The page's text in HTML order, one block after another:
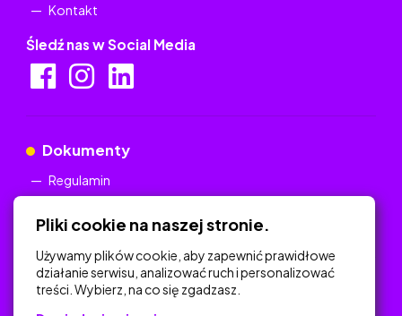
Kontakt
Śledź nas w Social Media
Dokumenty
Regulamin
Na skróty
Pliki cookie na naszej stronie.
Używamy plików cookie, aby zapewnić prawidłowe
działanie serwisu, analizować ruch i personalizować
treści. Wybierz, na co się zgadzasz.